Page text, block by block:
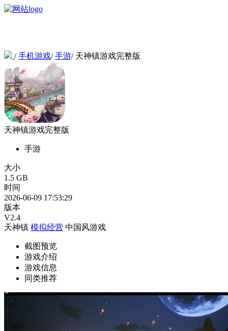
/手机游戏/手游/ 天神镇游戏完整版
天神镇游戏完整版
手游
大小
1.5 GB
时间
2026-06-09 17:53:29
版本
V2.4
天神镇 模拟经营 中国风游戏
截图预览
游戏介绍
游戏信息
同类推荐